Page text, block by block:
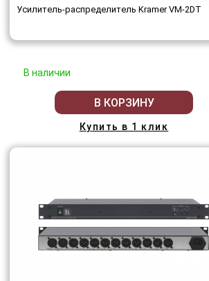
Усилитель-распределитель Kramer VM-2DT
В наличии
В КОРЗИНУ
Купить в 1 клик